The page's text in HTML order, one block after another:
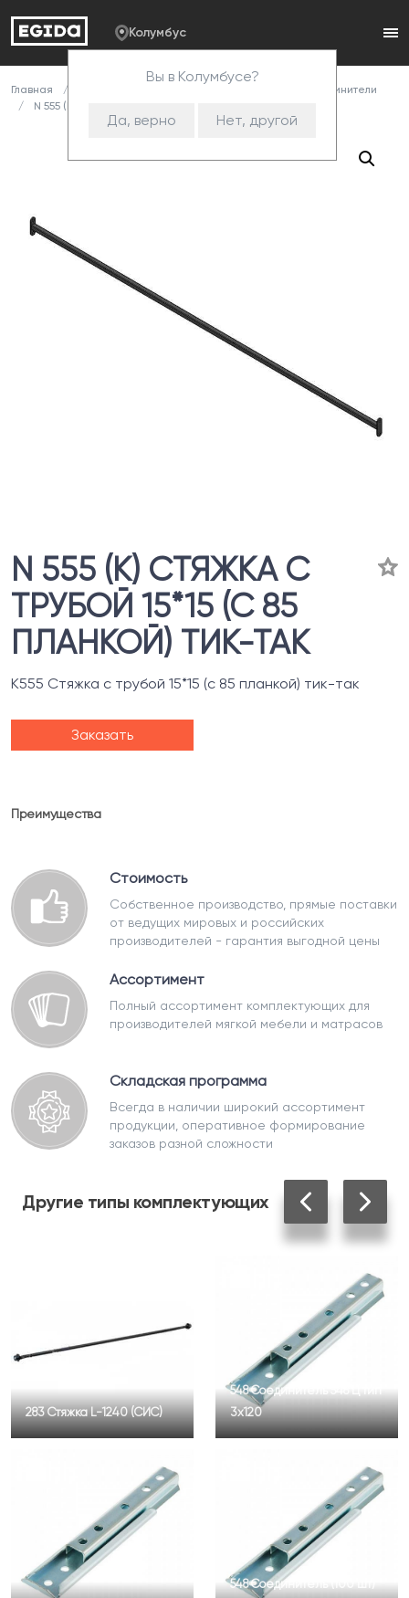
Колумбус
Вы в Колумбусе?
Да, верно Нет, другой
Главная
Стяжки и соединители
N 555 (К) Стяжка с трубой 15*15 (с 85 планкой) тик-так
N 555 (К) СТЯЖКА С
ТРУБОЙ 15*15 (С 85
ПЛАНКОЙ) ТИК-ТАК
К555 Стяжка с трубой 15*15 (с 85 планкой) тик-так
Заказать
Преимущества
Стоимость
Собственное производство, прямые поставки
от ведущих мировых и российских
производителей - гарантия выгодной цены
Ассортимент
Полный ассортимент комплектующих для
производителей мягкой мебели и матрасов
Складская программа
Всегда в наличии широкий ассортимент
продукции, оперативное формирование
заказов разной сложности
Другие типы комплектующих
283 Стяжка L-1240 (СИС)
548 Соединитель 548 Ц тип
3х120
548 Соединитель (100 шт)